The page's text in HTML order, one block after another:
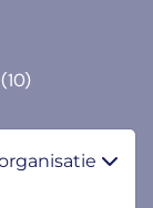
(10)